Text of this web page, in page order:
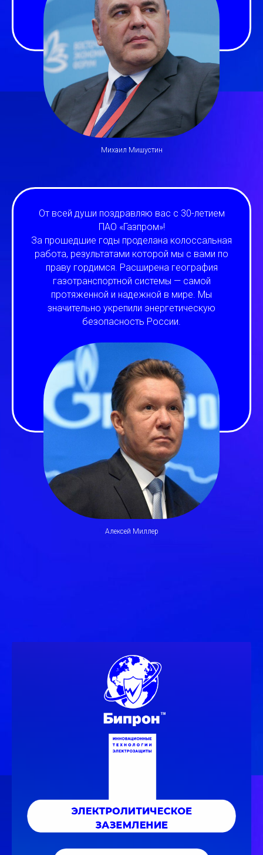
Михаил Мишустин
От всей души поздравляю вас с 30-летием
ПАО «Газпром»!
За прошедшие годы проделана колоссальная
работа, результатами которой мы с вами по
праву гордимся. Расширена география
газотранспортной системы — самой
протяженной и надежной в мире. Мы
значительно укрепили энергетическую
безопасность России.
Алексей Миллер